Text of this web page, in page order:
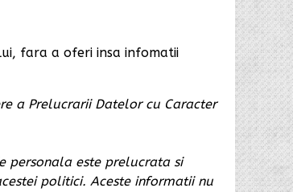
fara a oferi insa infomatii
a Prelucrarii Datelor cu Caracter
personala este prelucrata si
politici. Aceste informatii nu